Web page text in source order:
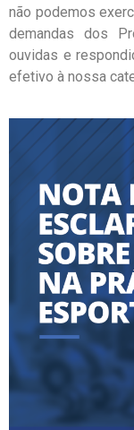
não podemos
demandas dos
ouvidas e
efetivo à nossa